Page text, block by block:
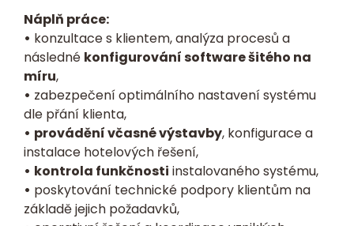
Náplň práce:
• konzultace s klientem, analýza procesů a
následné konfigurování software šitého na
míru,
• zabezpečení optimálního nastavení systému
dle přání klienta,
• provádění včasné výstavby, konfigurace a
instalace hotelových řešení,
• kontrola funkčnosti instalovaného systému,
• poskytování technické podpory klientům na
základě jejich požadavků,